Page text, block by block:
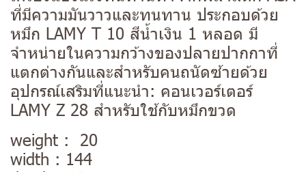
ที่มีความมันวาวและทนทาน ประกอบด้วย
หมึก LAMY T 10 สีน้ำเงิน 1 หลอด มี
จำหน่ายในความกว้างของปลายปากกาที่
แตกต่างกันและสำหรับคนถนัดซ้ายด้วย
อุปกรณ์เสริมที่แนะนำ: คอนเวอร์เตอร์
LAMY Z 28 สำหรับใช้กับหมึกขวด
weight : 20
width : 144